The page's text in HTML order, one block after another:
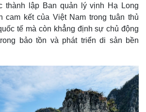
n
T
e
thành lập Ban quản lý vịnh Hạ Long
cam kết của Việt Nam trong tuân thủ
tế mà còn khẳng định sự chủ động
bảo tồn và phát triển di sản bền